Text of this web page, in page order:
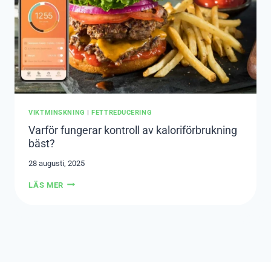
VIKTMINSKNING |FETTREDUCERING
Varför fungerar kontroll av kaloriförbrukning
bäst?
28 augusti, 2025
LÄS MERVARFÖR